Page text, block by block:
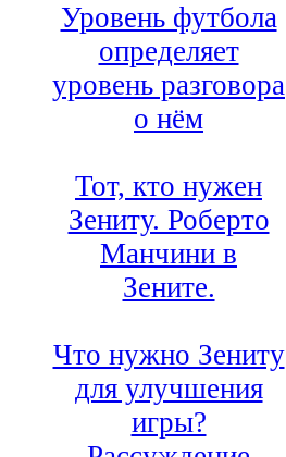
Уровень футбола
определяет
уровень разговора
о нём
Тот, кто нужен
Зениту. Роберто
Манчини в
Зените.
Что нужно Зениту
для улучшения
игры?